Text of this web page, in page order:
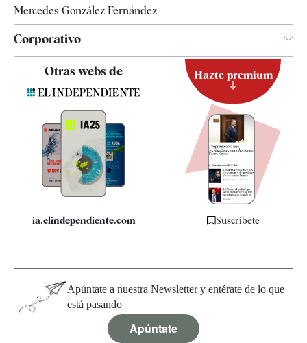
Mercedes González Fernández
Corporativo
Quiénes somos
Especificaciones
Otras webs de
ia.elindependiente.com
Hazte premium
Suscríbete
Apúntate a nuestra Newsletter y entérate de lo que
está pasando
Apúntate